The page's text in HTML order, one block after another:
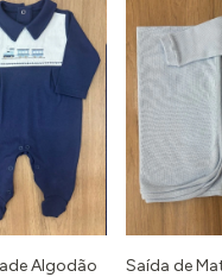
Algodão
Saída de